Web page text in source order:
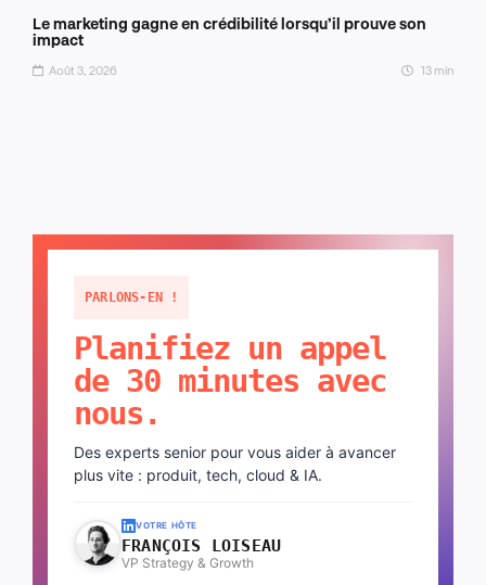
Le marketing gagne en crédibilité lorsqu’il prouve son
impact
Août 3, 2026 13 min
PARLONS-EN !
Planifiez un appel
de 30 minutes avec
nous.
Des experts senior pour vous aider à avancer
plus vite : produit, tech, cloud & IA.
VOTRE HÔTE
FRANÇOIS LOISEAU
VP Strategy & Growth